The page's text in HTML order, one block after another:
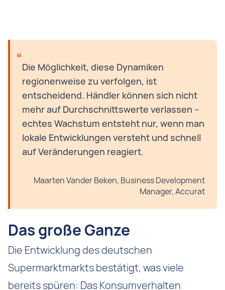
Die Möglichkeit, diese Dynamiken
regionenweise zu verfolgen, ist
entscheidend. Händler können sich nicht
mehr auf Durchschnittswerte verlassen –
echtes Wachstum entsteht nur, wenn man
lokale Entwicklungen versteht und schnell
auf Veränderungen reagiert.
Maarten Vander Beken, Business Development
Manager, Accurat
Das große Ganze
Die Entwicklung des deutschen
Supermarktmarkts bestätigt, was viele
bereits spüren: Das Konsumverhalten